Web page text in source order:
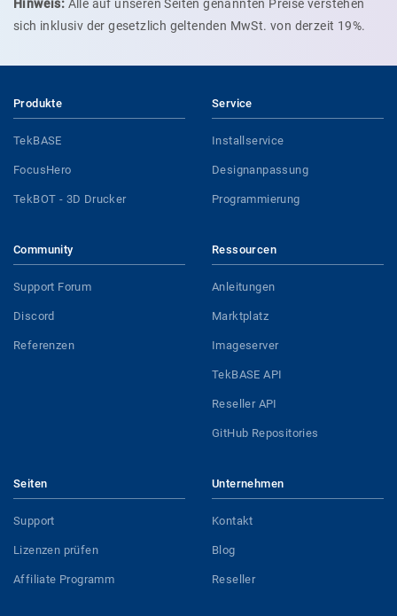
Hinweis: Alle auf unseren Seiten genannten Preise verstehen
sich inklusiv der gesetzlich geltenden MwSt. von derzeit 19%.
Produkte
TekBASE
FocusHero
TekBOT - 3D Drucker
Service
Installservice
Designanpassung
Programmierung
Community
Support Forum
Discord
Referenzen
Ressourcen
Anleitungen
Marktplatz
Imageserver
TekBASE API
Reseller API
GitHub Repositories
Seiten
Support
Lizenzen prüfen
Affiliate Programm
Unternehmen
Kontakt
Blog
Reseller